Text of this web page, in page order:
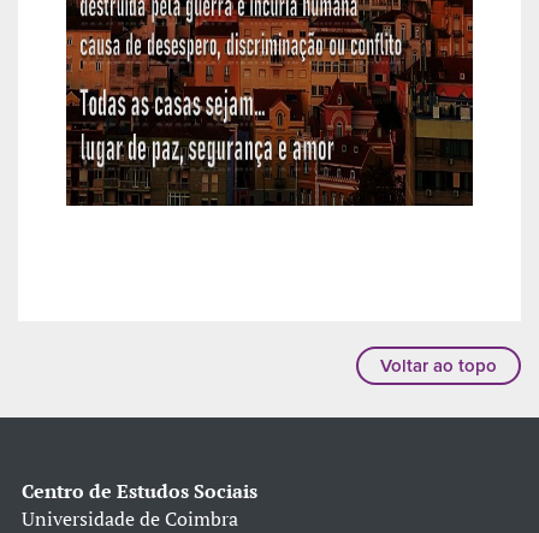
Voltar ao topo
Centro de Estudos Sociais
Universidade de Coimbra